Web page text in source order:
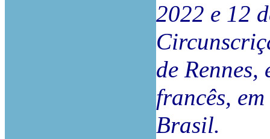
2022 e 12
de
francês,
Brasil.